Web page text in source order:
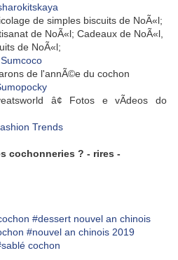
Sumcoco
Trends
cochonneries ? - rires -
#dessert nouvel an chinois
#nouvel an chinois 2019
cochon